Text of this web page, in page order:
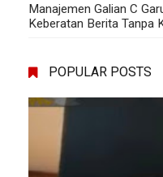
Manajemen Galian C
Keberatan Berita Tanpa
POPULAR POSTS